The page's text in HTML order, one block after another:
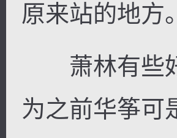
原来站的地方。
萧林有些好
为之前华筝可